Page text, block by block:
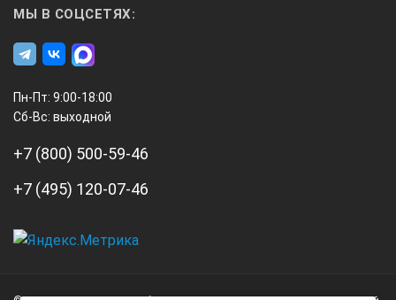
МЫ В СОЦСЕТЯХ:
Пн-Пт: 9:00-18:00
Сб-Вс: выходной
+7 (800) 500-59-46
+7 (495) 120-07-46